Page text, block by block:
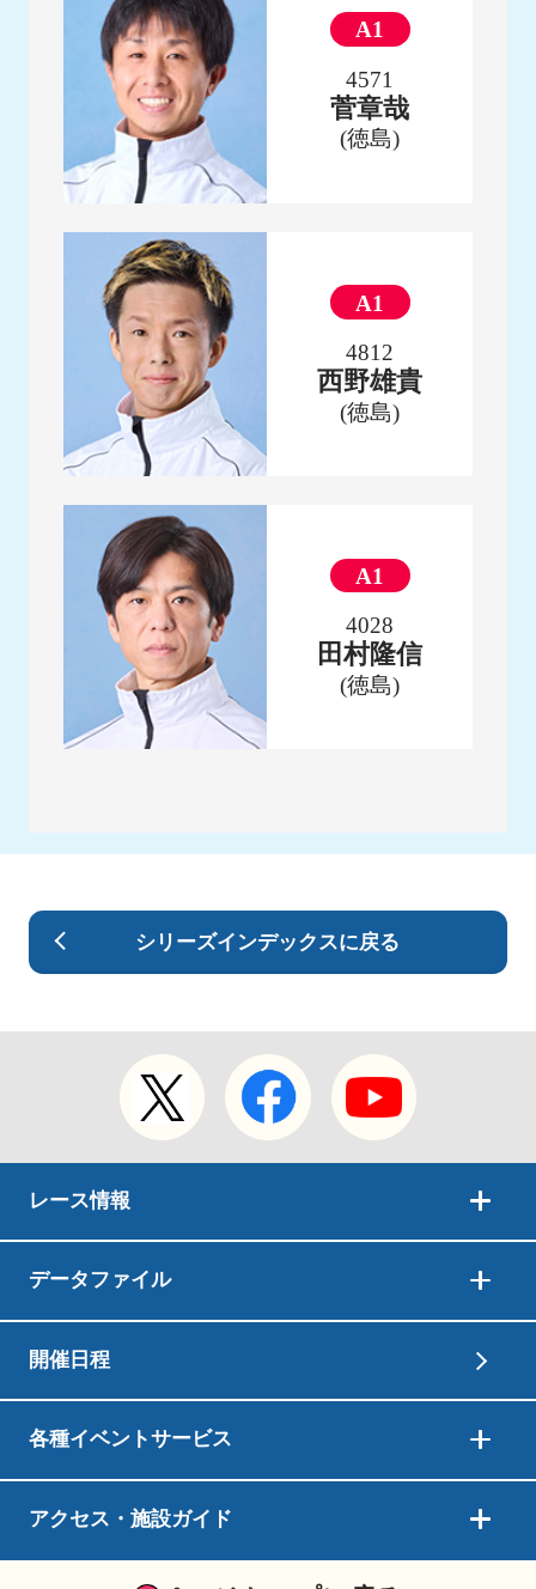
A1
4571
菅章哉
(徳島)
A1
4812
西野雄貴
(徳島)
A1
4028
田村隆信
(徳島)
シリーズインデックスに戻る
レース情報
データファイル
開催日程
各種イベントサービス
アクセス・施設ガイド